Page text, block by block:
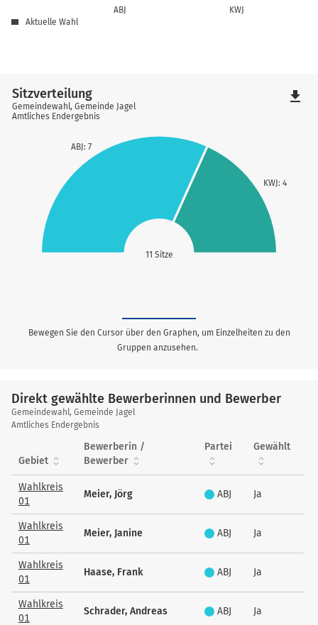
ABJ KWJ
Aktuelle Wahl
11 Sitze
ABJ: 7
KWJ: 4
Sitzverteilung
Gemeindewahl, Gemeinde Jagel
Amtliches Endergebnis
file_download
Bewegen Sie den Cursor über den Graphen, um Einzelheiten zu den
Gruppen anzusehen.
Direkt gewählte Bewerberinnen und Bewerber
Direkt
gewählte
Bewerberinnen
und
Bewerber
Gemeindewahl, Gemeinde Jagel
Amtliches Endergebnis
Gebiet
Bewerberin /
Bewerber
Partei Gewählt
Wahlkreis
01
Meier, Jörg ABJ Ja
Wahlkreis
01
Meier, Janine ABJ Ja
Wahlkreis
01
Haase, Frank ABJ Ja
Wahlkreis
01
Schrader, Andreas ABJ Ja